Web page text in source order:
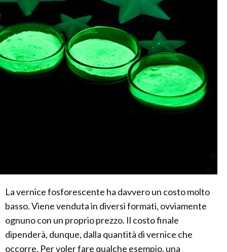
La vernice fosforescente ha davvero un costo molto
basso. Viene venduta in diversi formati, ovviamente
ognuno con un proprio prezzo. Il costo finale
dipenderà, dunque, dalla quantità di vernice che
occorre. Per voler fare qualche esempio, una